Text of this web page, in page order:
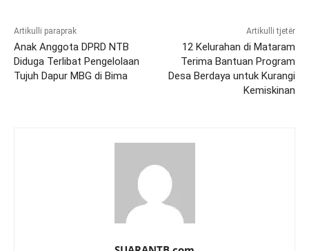
Artikulli paraprak
Anak Anggota DPRD NTB
Diduga Terlibat Pengelolaan
Tujuh Dapur MBG di Bima
Artikulli tjetër
12 Kelurahan di Mataram
Terima Bantuan Program
Desa Berdaya untuk Kurangi
Kemiskinan